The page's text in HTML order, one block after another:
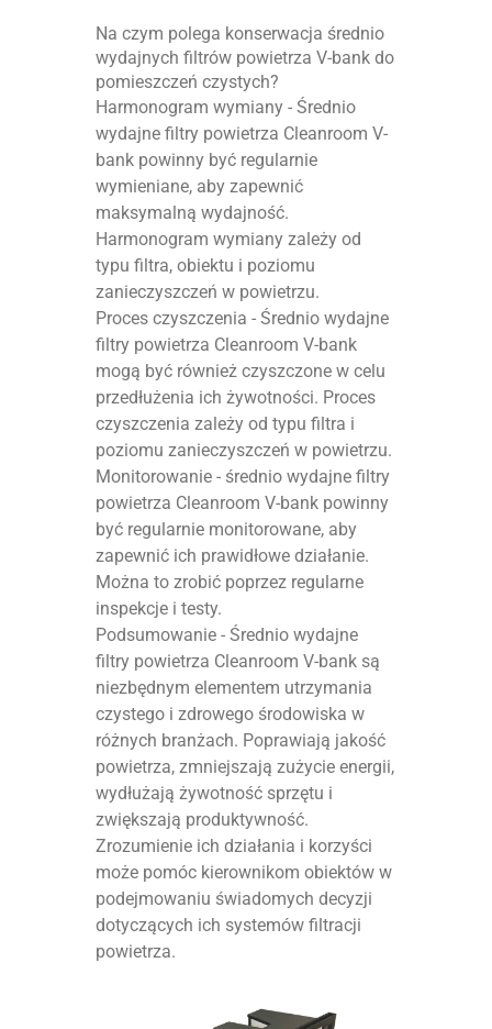
Na czym polega konserwacja średnio
wydajnych filtrów powietrza V-bank do
pomieszczeń czystych?
Harmonogram wymiany - Średnio
wydajne filtry powietrza Cleanroom V-
bank powinny być regularnie
wymieniane, aby zapewnić
maksymalną wydajność.
Harmonogram wymiany zależy od
typu filtra, obiektu i poziomu
zanieczyszczeń w powietrzu.
Proces czyszczenia - Średnio wydajne
filtry powietrza Cleanroom V-bank
mogą być również czyszczone w celu
przedłużenia ich żywotności. Proces
czyszczenia zależy od typu filtra i
poziomu zanieczyszczeń w powietrzu.
Monitorowanie - średnio wydajne filtry
powietrza Cleanroom V-bank powinny
być regularnie monitorowane, aby
zapewnić ich prawidłowe działanie.
Można to zrobić poprzez regularne
inspekcje i testy.
Podsumowanie - Średnio wydajne
filtry powietrza Cleanroom V-bank są
niezbędnym elementem utrzymania
czystego i zdrowego środowiska w
różnych branżach. Poprawiają jakość
powietrza, zmniejszają zużycie energii,
wydłużają żywotność sprzętu i
zwiększają produktywność.
Zrozumienie ich działania i korzyści
może pomóc kierownikom obiektów w
podejmowaniu świadomych decyzji
dotyczących ich systemów filtracji
powietrza.